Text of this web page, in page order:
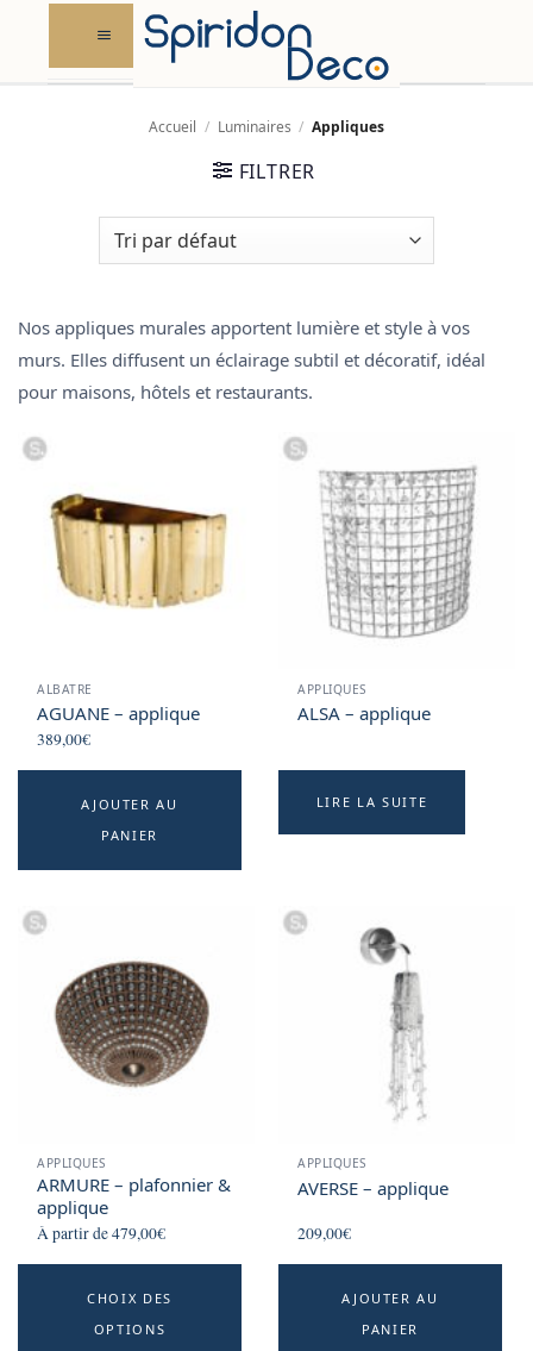
content
Accueil / Luminaires / Appliques
FILTRER
Nos appliques murales apportent lumière et style à vos
murs. Elles diffusent un éclairage subtil et décoratif, idéal
pour maisons, hôtels et restaurants.
ALBATRE
AGUANE – applique
389,00€
AJOUTER AU
PANIER
APPLIQUES
ALSA – applique
LIRE LA SUITE
APPLIQUES
ARMURE – plafonnier &
applique
À partir de479,00€
CHOIX DES
OPTIONS
APPLIQUES
AVERSE – applique
209,00€
AJOUTER AU
PANIER